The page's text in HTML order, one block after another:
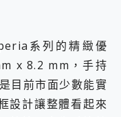
系列的精緻優
x 8.2 mm，手持
目前市面少數能實
設計讓整體看起來